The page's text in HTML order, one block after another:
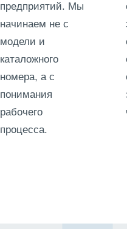
предприятий. Мы
начинаем не с
модели и
каталожного
номера, а с
понимания
рабочего
процесса.